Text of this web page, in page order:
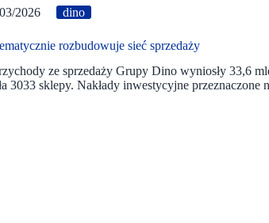
2026 dino
rozbudowuje sieć sprzedaży
ze sprzedaży Grupy Dino wyniosły 33,6
3033 sklepy. Nakłady inwestycyjne przeznaczone